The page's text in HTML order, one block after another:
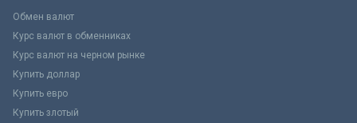
Обмен валют
Курс валют в обменниках
Курс валют на черном рынке
Купить доллар
Купить евро
Купить злотый